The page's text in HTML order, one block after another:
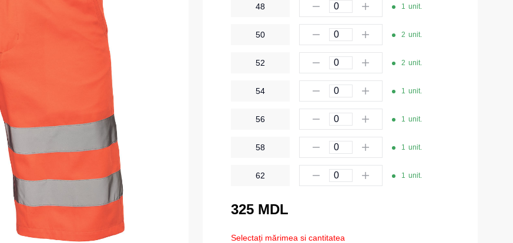
și pantaloni medicali
toate zilele
Tricouri pentru copii
Șorțuri
Costume
Seria MAX
Seria Neurum
Seria Comfort
Seria Professional
Seria Practic
Seria Emerton
Seria Îmbrăcăminte tactică
Seria MULTINORM
Îmbrăcăminte de unică folosință
Lenjerie termică
Îmbrăcăminte specială
Șepci și căciuli
Chipiuri
Căciule
Eșarfe buff-uri
HoReCa și Medicină
Accesorii
48 1 unit.
50 2 unit.
52 2 unit.
54 1 unit.
56 1 unit.
58 1 unit.
62 1 unit.
325 MDL
Selectați mărimea si cantitatea